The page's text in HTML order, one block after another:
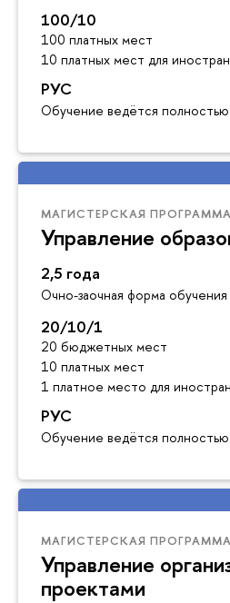
100/10
100 платных мест
10 платных мест для
РУС
Обучение ведётся полностью
МАГИСТЕРСКАЯ ПРОГРАММА
Управление
2,5 года
Очно-заочная форма обучения
20/10/1
20 бюджетных мест
10 платных мест
1 платное место для
РУС
Обучение ведётся полностью
МАГИСТЕРСКАЯ ПРОГРАММА
Управление
проектами